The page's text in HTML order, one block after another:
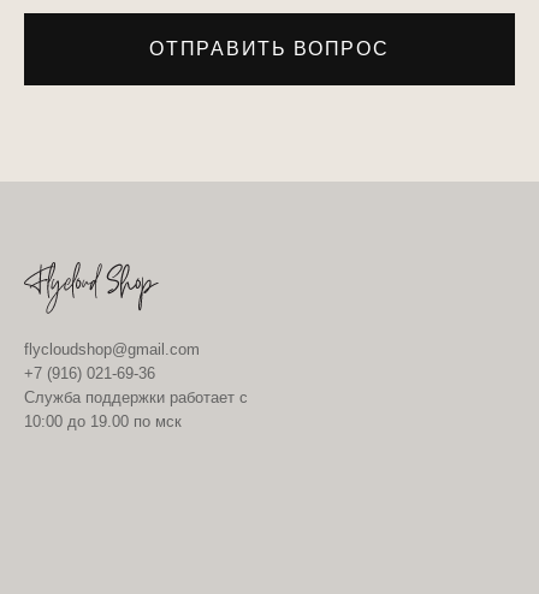
ОТПРАВИТЬ ВОПРОС
flycloudshop@gmail.com
+7 (916) 021-69-36
Служба поддержки работает с
10:00 до 19.00 по мск